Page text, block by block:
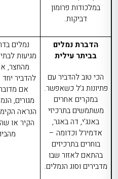
במלכודות פרומון
דביקות.
הדברת נמלים
בביתר עילית
הכי טוב להדביר עם
פתיונות ג’ל כשאפשר.
במקרים אחרים
משתמשים בתרכיזי
באנג’י, דה באגר,
אדמירל וכדומה –
בוחרים בתרכיזים
בהתאם לאזור שבו
מדבירים וסוג הנמלים.
נמלים
מגיעות
מהחצר,
להדביר
אם מדובר
מגורים,
הנראה
הקיר או